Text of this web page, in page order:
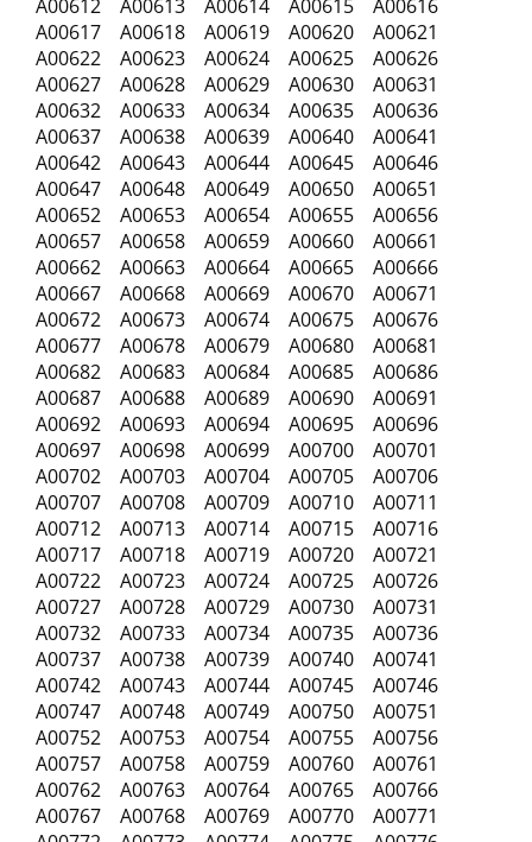
A00612 A00613 A00614 A00615 A00616
A00617 A00618 A00619 A00620 A00621
A00622 A00623 A00624 A00625 A00626
A00627 A00628 A00629 A00630 A00631
A00632 A00633 A00634 A00635 A00636
A00637 A00638 A00639 A00640 A00641
A00642 A00643 A00644 A00645 A00646
A00647 A00648 A00649 A00650 A00651
A00652 A00653 A00654 A00655 A00656
A00657 A00658 A00659 A00660 A00661
A00662 A00663 A00664 A00665 A00666
A00667 A00668 A00669 A00670 A00671
A00672 A00673 A00674 A00675 A00676
A00677 A00678 A00679 A00680 A00681
A00682 A00683 A00684 A00685 A00686
A00687 A00688 A00689 A00690 A00691
A00692 A00693 A00694 A00695 A00696
A00697 A00698 A00699 A00700 A00701
A00702 A00703 A00704 A00705 A00706
A00707 A00708 A00709 A00710 A00711
A00712 A00713 A00714 A00715 A00716
A00717 A00718 A00719 A00720 A00721
A00722 A00723 A00724 A00725 A00726
A00727 A00728 A00729 A00730 A00731
A00732 A00733 A00734 A00735 A00736
A00737 A00738 A00739 A00740 A00741
A00742 A00743 A00744 A00745 A00746
A00747 A00748 A00749 A00750 A00751
A00752 A00753 A00754 A00755 A00756
A00757 A00758 A00759 A00760 A00761
A00762 A00763 A00764 A00765 A00766
A00767 A00768 A00769 A00770 A00771